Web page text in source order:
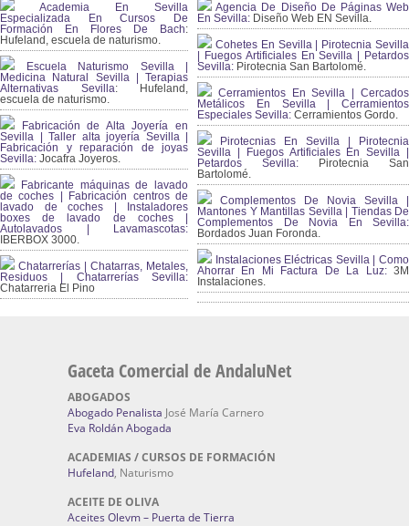
Academia En Sevilla
Especializada En Cursos De
Formación En Flores De Bach:
Hufeland, escuela de naturismo.
Escuela Naturismo Sevilla |
Medicina Natural Sevilla | Terapias
Alternativas Sevilla: Hufeland,
escuela de naturismo.
Fabricación de Alta Joyería en
Sevilla | Taller alta joyería Sevilla |
Fabricación y reparación de joyas
Sevilla: Jocafra Joyeros.
Fabricante máquinas de lavado
de coches | Fabricación centros de
lavado de coches | Instaladores
boxes de lavado de coches |
Autolavados | Lavamascotas:
IBERBOX 3000.
Chatarrerías | Chatarras, Metales,
Residuos | Chatarrerías Sevilla:
Chatarreria El Pino
Agencia De Diseño De Páginas Web
En Sevilla: Diseño Web EN Sevilla.
Cohetes En Sevilla | Pirotecnia Sevilla
| Fuegos Artificiales En Sevilla | Petardos
Sevilla: Pirotecnia San Bartolomé.
Cerramientos En Sevilla | Cercados
Metálicos En Sevilla | Cerramientos
Especiales Sevilla: Cerramientos Gordo.
Pirotecnias En Sevilla | Pirotecnia
Sevilla | Fuegos Artificiales En Sevilla |
Petardos Sevilla: Pirotecnia San
Bartolomé.
Complementos De Novia Sevilla |
Mantones Y Mantillas Sevilla | Tiendas De
Complementos De Novia En Sevilla:
Bordados Juan Foronda.
Instalaciones Eléctricas Sevilla | Como
Ahorrar En Mi Factura De La Luz:3M
Instalaciones.
Gaceta Comercial de AndaluNet
ABOGADOS
Abogado Penalista José María Carnero
Eva Roldán Abogada
ACADEMIAS / CURSOS DE FORMACIÓN
Hufeland, Naturismo
ACEITE DE OLIVA
Aceites Olevm – Puerta de Tierra